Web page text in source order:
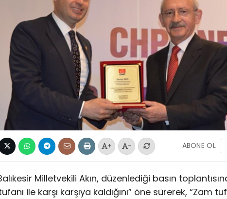
+ - ABONE OL
Milletvekili Akın, düzenlediği basın
ile karşı karşıya kaldığını” öne sürerek, “Zam